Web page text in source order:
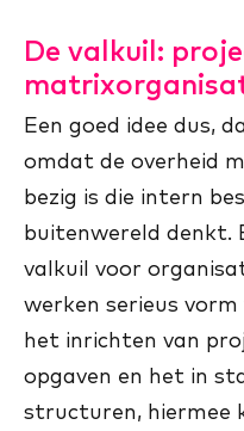
De valkuil:
Een goed idee dus,
omdat de overheid
bezig is die intern
buitenwereld denkt.
valkuil voor
werken serieus
het inrichten van
opgaven en het in
structuren, hiermee